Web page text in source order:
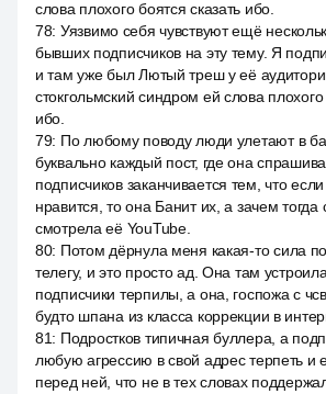
слова плохого боятся сказать ибо.
78: Уязвимо себя чувствуют ещё
бывших подписчиков на эту тему. Я
и там уже был Лютый треш у её
стокгольмский синдром ей слова плохого
ибо.
79: По любому поводу люди улетают в
буквально каждый пост, где она
подписчиков заканчивается тем, что
нравится, то она Банит их, а зачем тогда
смотрела её YouTube.
80: Потом дёрнула меня какая-то сила
телегу, и это просто ад. Она там
подписчики терпилы, а она, госпожа с
будто шпана из класса коррекции в
81: Подростков типичная буллера, а
любую агрессию в свой адрес терпеть и
перед ней, что не в тех словах